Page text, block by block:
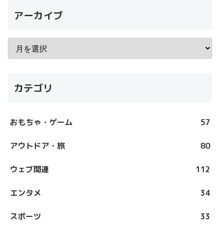
アーカイブ
カテゴリ
おもちゃ・ゲーム 57
アウトドア・旅 80
ウェブ関連 112
エンタメ 34
スポーツ 33